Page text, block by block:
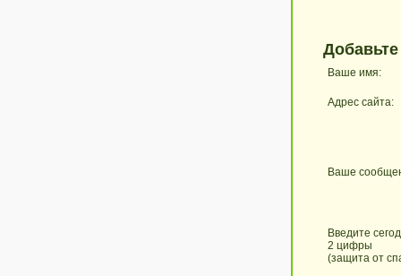
Ваше имя:
Адрес сайта:
Ваше
Введите
2 цифры
(защита от